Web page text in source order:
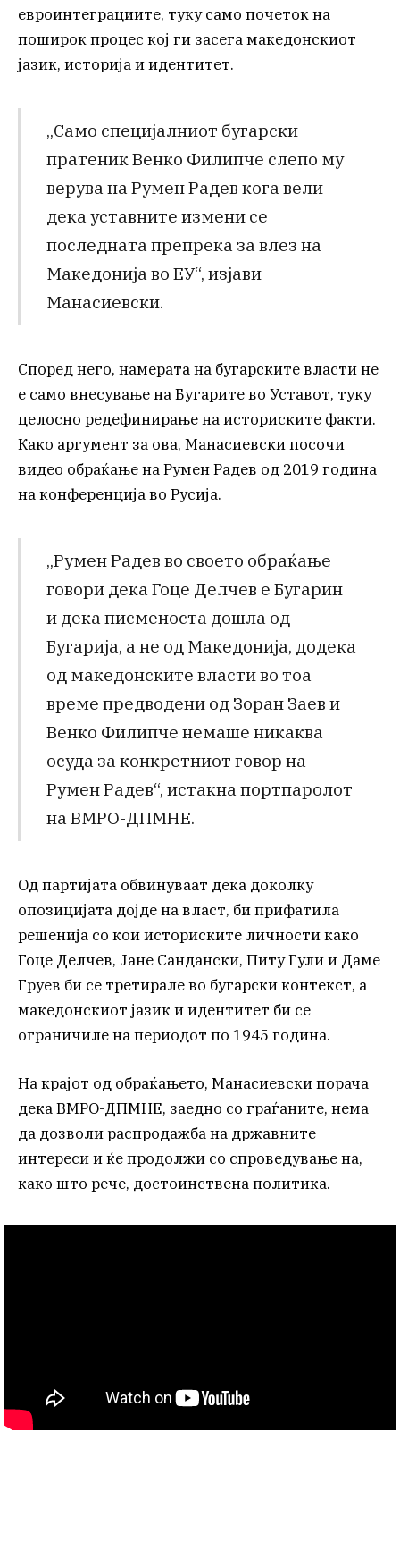
евроинтеграциите, туку само почеток на
поширок процес кој ги засега македонскиот
јазик, историја и идентитет.
„Само специјалниот бугарски
пратеник Венко Филипче слепо му
верува на Румен Радев кога вели
дека уставните измени се
последната препрека за влез на
Македонија во ЕУ“, изјави
Манасиевски.
Според него, намерата на бугарските власти не
е само внесување на Бугарите во Уставот, туку
целосно редефинирање на историските факти.
Како аргумент за ова, Манасиевски посочи
видео обраќање на Румен Радев од 2019 година
на конференција во Русија.
„Румен Радев во своето обраќање
говори дека Гоце Делчев е Бугарин
и дека писменоста дошла од
Бугарија, а не од Македонија, додека
од македонските власти во тоа
време предводени од Зоран Заев и
Венко Филипче немаше никаква
осуда за конкретниот говор на
Румен Радев“, истакна портпаролот
на ВМРО-ДПМНЕ.
Од партијата обвинуваат дека доколку
опозицијата дојде на власт, би прифатила
решенија со кои историските личности како
Гоце Делчев, Јане Сандански, Питу Гули и Даме
Груев би се третирале во бугарски контекст, а
македонскиот јазик и идентитет би се
ограничиле на периодот по 1945 година.
На крајот од обраќањето, Манасиевски порача
дека ВМРО-ДПМНЕ, заедно со граѓаните, нема
да дозволи распродажба на државните
интереси и ќе продолжи со спроведување на,
како што рече, достоинствена политика.